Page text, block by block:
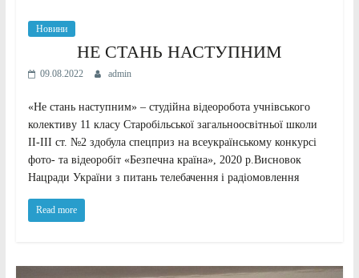
Новини
НЕ СТАНЬ НАСТУПНИМ
09.08.2022 admin
«Не стань наступним» – студійна відеоробота учнівського
колективу 11 класу Старобільської загальноосвітньої школи
ІІ-ІІІ ст. №2 здобула спецприз на всеукраїнському конкурсі
фото- та відеоробіт «Безпечна країна», 2020 р.Висновок
Нацради України з питань телебачення і радіомовлення
Read more